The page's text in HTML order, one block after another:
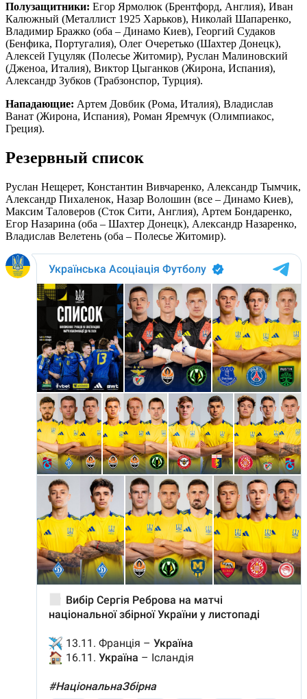
Полузащитники: Егор Ярмолюк (Брентфорд, Англия), Иван
Калюжный (Металлист 1925 Харьков), Николай Шапаренко,
Владимир Бражко (оба – Динамо Киев), Георгий Судаков
(Бенфика, Португалия), Олег Очеретько (Шахтер Донецк),
Алексей Гуцуляк (Полесье Житомир), Руслан Малиновский
(Дженоа, Италия), Виктор Цыганков (Жирона, Испания),
Александр Зубков (Трабзонспор, Турция).
Нападающие: Артем Довбик (Рома, Италия), Владислав
Ванат (Жирона, Испания), Роман Яремчук (Олимпиакос,
Греция).
Резервный список
Руслан Нещерет, Константин Вивчаренко, Александр Тымчик,
Александр Пихаленок, Назар Волошин (все – Динамо Киев),
Максим Таловеров (Сток Сити, Англия), Артем Бондаренко,
Егор Назарина (оба – Шахтер Донецк), Александр Назаренко,
Владислав Велетень (оба – Полесье Житомир).